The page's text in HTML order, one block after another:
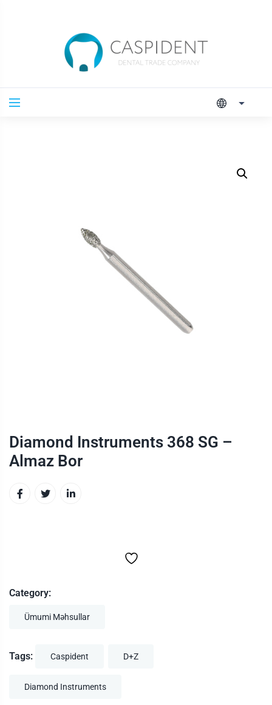
Diamond Instruments 368 SG –
Almaz Bor
Category:
Ümumi Məhsullar
Tags: Caspident D+Z
Diamond Instruments